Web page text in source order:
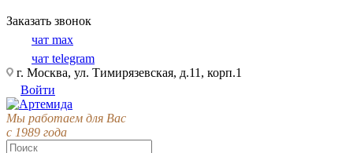
Заказать звонок
чат max
чат telegram
г. Москва, ул. Тимирязевская, д.11, корп.1
Войти
Мы работаем для Вас
с 1989 года